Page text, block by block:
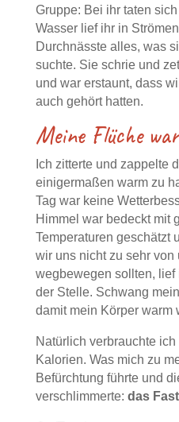
Gruppe: Bei ihr taten
Wasser lief ihr in
Durchnässte alles, was
suchte. Sie schrie und
und war erstaunt, dass
auch gehört hatten.
Meine Flüche
Ich zitterte und zappelte
einigermaßen warm zu
Tag war keine
Himmel war bedeckt mit
Temperaturen geschätzt
wir uns nicht zu sehr von
wegbewegen sollten, lief
der Stelle. Schwang
damit mein Körper warm
Natürlich verbrauchte
Kalorien. Was mich zu
Befürchtung führte und
verschlimmerte: das